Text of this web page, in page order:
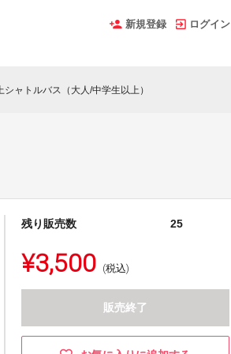
新規登録 ログイン
ャトルバス（大人/中学生以上）
残り販売数 25
¥3,500 (税込)
販売終了